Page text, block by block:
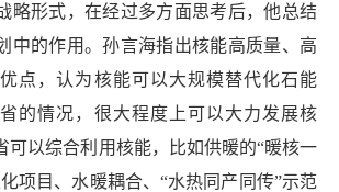
略形式，在经过多方面思考后，他总结
中的作用。孙言海指出核能高质量、高
点，认为核能可以大规模替代化石能
的情况，很大程度上可以大力发展核
可以综合利用核能，比如供暖的“暖核一
项目、水暖耦合、“水热同产同传”示范